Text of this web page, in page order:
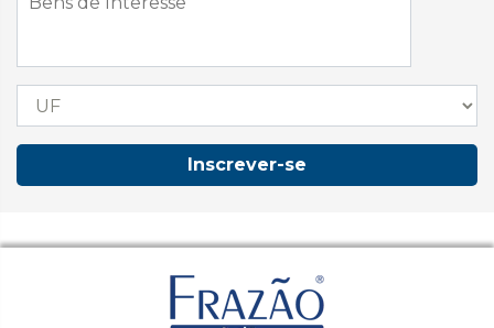
Inscrever-se